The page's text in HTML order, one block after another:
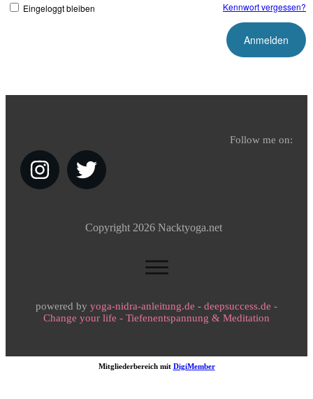
Eingeloggt bleiben Kennwort vergessen?
Follow me on:
Copyright 2026 Nacktyoga.net
powered by yoga-nidra-anleitung.de - deepsuccess.de -
Change your life - Tiefenentspannung & Meditation
Mitgliederbereich mit DigiMember